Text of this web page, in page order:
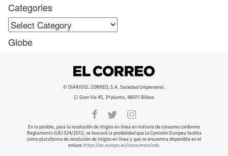
Categories
Categories
Globe
© DIARIO EL CORREO, S.A. Sociedad Unipersonal.
C/ Gran Vía 45, 3ª planta, 48011 Bilbao
En lo posible, para la resolución de litigios en línea en materia de consumo conforme
Reglamento (UE) 524/2013, se buscará la posibilidad que la Comisión Europea facilita
como plataforma de resolución de litigios en línea y que se encuentra disponible en el
enlace https://ec.europa.eu/consumers/odr.